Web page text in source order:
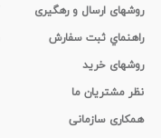
روشهای ارسال و رهگیری
راهنماي ثبت سفارش
روشهای خرید
نظر مشتریان ما
همکاری سازمانی